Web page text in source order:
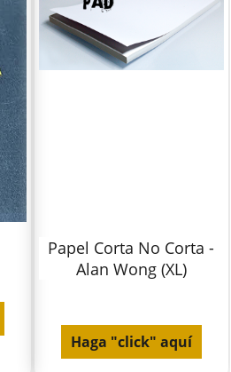
Papel Corta No Corta -
Alan Wong (XL)
Haga "click" aquí